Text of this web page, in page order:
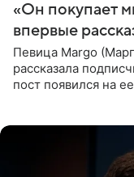
«Он покупает
впервые
Певица Margo
рассказала
пост появился на